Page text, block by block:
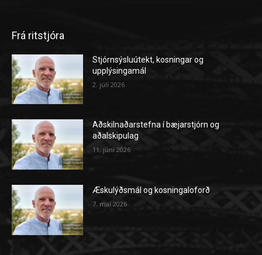
Frá ritstjóra
Stjórnsýsluútekt, kosningar og
upplýsingamál
2. júlí 2026
Aðskilnaðarstefna í bæjarstjórn og
aðalskipulag
11. júní 2026
Æskulýðsmál og kosningaloforð
7. maí 2026